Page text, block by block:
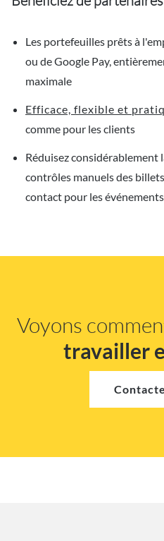
Les portefeuilles prêts à
ou de Google Pay,
maximale
Efficace, flexible et
comme pour les clients
Réduisez considérablement
contrôles manuels des
contact pour les événements
Voyons
travailler